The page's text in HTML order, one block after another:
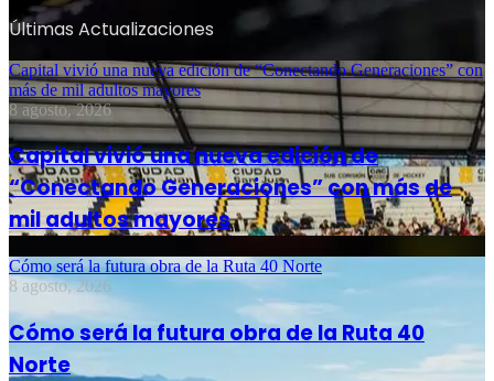
Últimas Actualizaciones
Capital vivió una nueva edición de “Conectando Generaciones” con
más de mil adultos mayores
8 agosto, 2026
Capital vivió una nueva edición de
“Conectando Generaciones” con más de
mil adultos mayores
Cómo será la futura obra de la Ruta 40 Norte
8 agosto, 2026
Cómo será la futura obra de la Ruta 40
Norte